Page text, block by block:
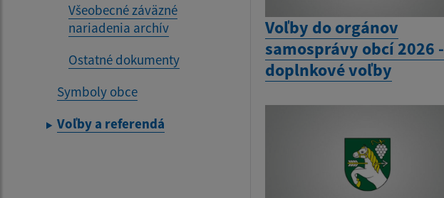
Všeobecné záväzné
nariadenia archív
Ostatné dokumenty
Symboly obce
Voľby a referendá
Voľby do orgánov
samosprávy obcí 2026 -
doplnkové voľby